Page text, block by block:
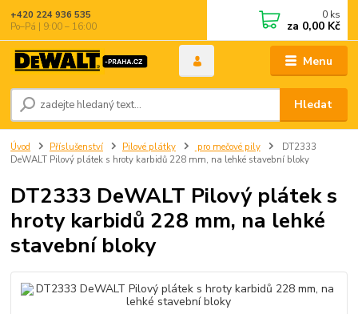
Menu
Hledat
+420 224 936 535
Po–Pá | 9:00 – 16:00
0 ks
za 0,00 Kč
Úvod Příslušenství Pilové plátky pro mečové pily
DT2333
DeWALT Pilový plátek s hroty karbidů 228 mm, na lehké stavební bloky
DT2333 DeWALT Pilový plátek s
hroty karbidů 228 mm, na lehké
stavební bloky